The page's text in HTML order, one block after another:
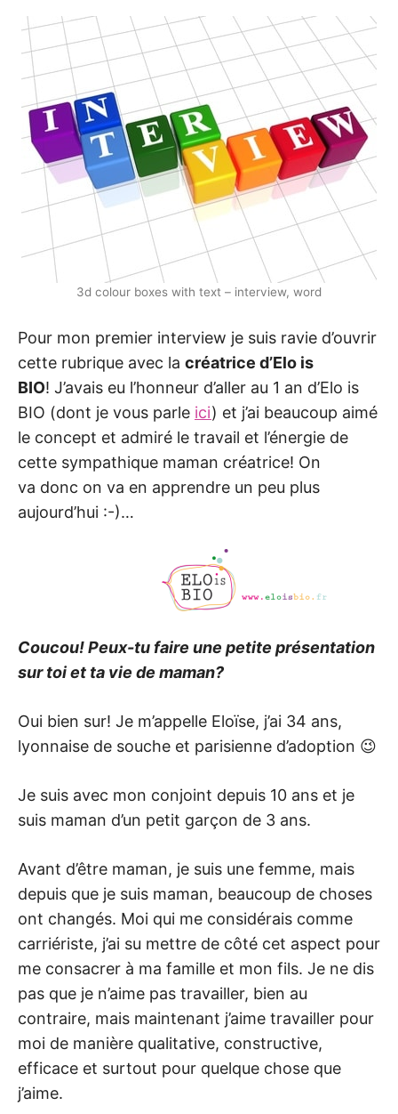
3d colour boxes with text – interview, word
Pour mon premier interview je suis ravie d’ouvrir
cette rubrique avec la créatrice d’Elo is
BIO! J’avais eu l’honneur d’aller au 1 an d’Elo is
BIO (dont je vous parle ici) et j’ai beaucoup aimé
le concept et admiré le travail et l’énergie de
cette sympathique maman créatrice! On
va donc on va en apprendre un peu plus
aujourd’hui :-)…
Coucou! Peux-tu faire une petite présentation
sur toi et ta vie de maman?
Oui bien sur! Je m’appelle Eloïse, j’ai 34 ans,
lyonnaise de souche et parisienne d’adoption 😉
Je suis avec mon conjoint depuis 10 ans et je
suis maman d’un petit garçon de 3 ans.
Avant d’être maman, je suis une femme, mais
depuis que je suis maman, beaucoup de choses
ont changés. Moi qui me considérais comme
carriériste, j’ai su mettre de côté cet aspect pour
me consacrer à ma famille et mon fils. Je ne dis
pas que je n’aime pas travailler, bien au
contraire, mais maintenant j’aime travailler pour
moi de manière qualitative, constructive,
efficace et surtout pour quelque chose que
j’aime.